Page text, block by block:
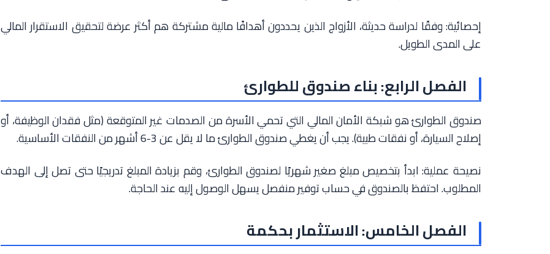
إحصائية: وفقًا لدراسة حديثة، الأزواج الذين يحددون أهدافًا مالية مشتركة هم أكثر عرضة لتحقيق الاستقرار المالي
على المدى الطويل.
الفصل الرابع: بناء صندوق للطوارئ
صندوق الطوارئ هو شبكة الأمان المالي التي تحمي الأسرة من الصدمات غير المتوقعة (مثل فقدان الوظيفة، أو
إصلاح السيارة، أو نفقات طبية). يجب أن يغطي صندوق الطوارئ ما لا يقل عن 3-6 أشهر من النفقات الأساسية.
نصيحة عملية: ابدأ بتخصيص مبلغ صغير شهريًا لصندوق الطوارئ، وقم بزيادة المبلغ تدريجيًا حتى تصل إلى الهدف
المطلوب. احتفظ بالصندوق في حساب توفير منفصل يسهل الوصول إليه عند الحاجة.
الفصل الخامس: الاستثمار بحكمة